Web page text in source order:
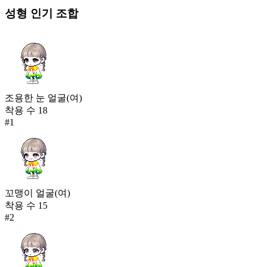
성형 인기 조합
조용한 눈 얼굴(여)
착용 수 18
#1
꼬맹이 얼굴(여)
착용 수 15
#2